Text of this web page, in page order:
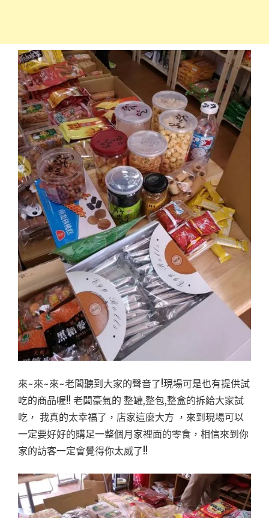
來~來~來~老闆聽到大家的聲音了!現場可是也有提供試
吃的商品喔!! 老闆豪氣的 整罐,整包,整盒的拆給大家試
吃， 我真的太幸福了，店家這麼大方 ，來到現場可以
一定要好好的購足一整個月家裡面的零食，相信來到你
家的訪客一定會覺得你太威了!!